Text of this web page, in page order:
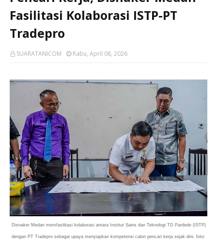
Fasilitasi Kolaborasi ISTP-PT
Tradepro
SUARATANICOM Rabu, April 08, 2026
Disnaker Medan memfasilitasi kolaborasi antara Institut Sains dan Teknologi TD Pardede (ISTP)
dengan PT Tradepro sebagai upaya menyiapkan kompetensi calon pencari kerja sejak dini. foto: